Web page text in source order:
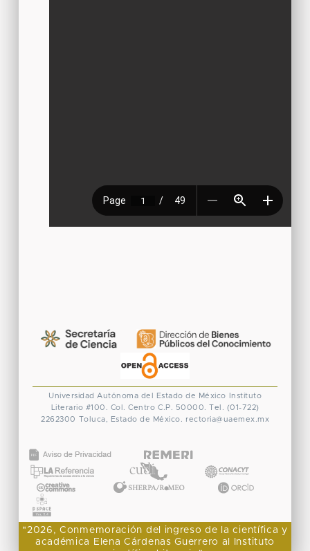
Universidad Autónoma del Estado de México
Instituto
Literario #100. Col. Centro C.P. 50000. Tel. (01-722)
2262300 Toluca, Estado de México. rectoria@uaemex.mx
"2026, Conmemoración del ingreso de la científica y
académica Elena Cárdenas Guerrero al Instituto